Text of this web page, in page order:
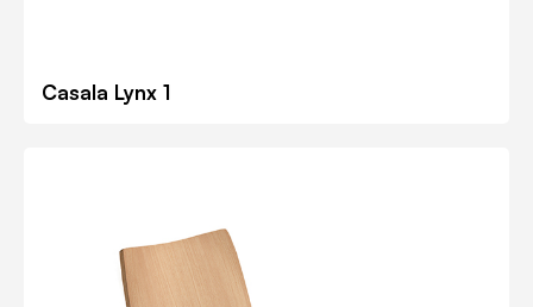
Casala Lynx 1